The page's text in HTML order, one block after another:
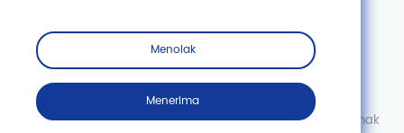
Berlangganan
Hak Cipta © Wuhan Casov Green Biotech Co., Ltd. Semua hak
Menolak
Menerima